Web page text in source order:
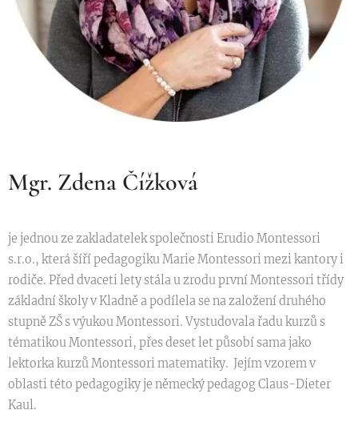
Mgr. Zdena Čížková
je jednou ze zakladatelek společnosti Erudio Montessori
s.r.o., která šíří pedagogiku Marie Montessori mezi kantory i
rodiče. Před dvaceti lety stála u zrodu první Montessori třídy
základní školy v Kladně a podílela se na založení druhého
stupně ZŠ s výukou Montessori. Vystudovala řadu kurzů s
tématikou Montessori, přes deset let působí sama jako
lektorka kurzů Montessori matematiky. Jejím vzorem v
oblasti této pedagogiky je německý pedagog Claus-Dieter
Kaul.